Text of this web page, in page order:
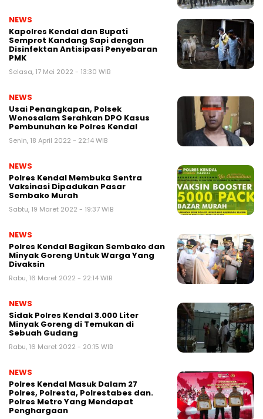
NEWS
Kapolres Kendal dan Bupati
Semprot Kandang Sapi dengan
Disinfektan Antisipasi Penyebaran
PMK
Selasa, 17 Mei 2022 - 13:30 WIB
NEWS
Usai Penangkapan, Polsek
Wonosalam Serahkan DPO Kasus
Pembunuhan ke Polres Kendal
Senin, 18 April 2022 - 22:14 WIB
NEWS
Polres Kendal Membuka Sentra
Vaksinasi Dipadukan Pasar
Sembako Murah
Sabtu, 19 Maret 2022 - 19:37 WIB
NEWS
Polres Kendal Bagikan Sembako dan
Minyak Goreng Untuk Warga Yang
Divaksin
Rabu, 16 Maret 2022 - 22:14 WIB
NEWS
Sidak Polres Kendal 3.000 Liter
Minyak Goreng di Temukan di
Sebuah Gudang
Rabu, 16 Maret 2022 - 20:15 WIB
NEWS
Polres Kendal Masuk Dalam 27
Polres, Polresta, Polrestabes dan.
Polres Metro Yang Mendapat
Penghargaan